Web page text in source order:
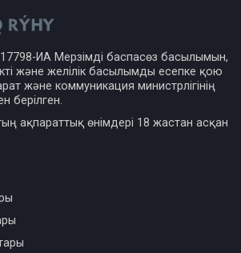
ИА Мерзімді баспасөз басылымын,
және желілік басылымды есепке қою
және коммуникация министрлігінің
берілген.
ақпараттық өнімдері 18 жастан асқан